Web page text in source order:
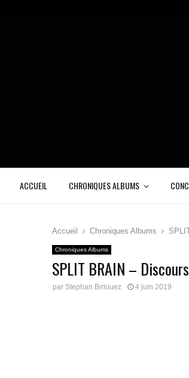
ACCUEIL CHRONIQUES ALBUMS
Accueil Chroniques Albums
Chroniques Albums
SPLIT BRAIN –
par Stephan Birlouez 4 juin 2019